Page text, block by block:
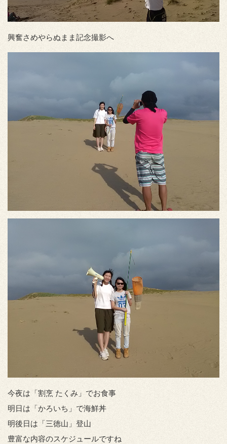
興奮さめやらぬまま記念撮影へ
今夜は「割烹 たくみ」でお食事
明日は「かろいち」で海鮮丼
明後日は「三徳山」登山
豊富な内容のスケジュールですね